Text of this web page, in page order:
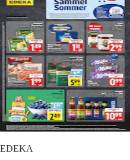
EDEKA